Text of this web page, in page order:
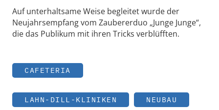
Auf unterhaltsame Weise begleitet wurde der
Neujahrsempfang vom Zaubererduo „Junge Junge“,
die das Publikum mit ihren Tricks verblüfften.
CAFETERIA
LAHN-DILL-KLINIKEN NEUBAU